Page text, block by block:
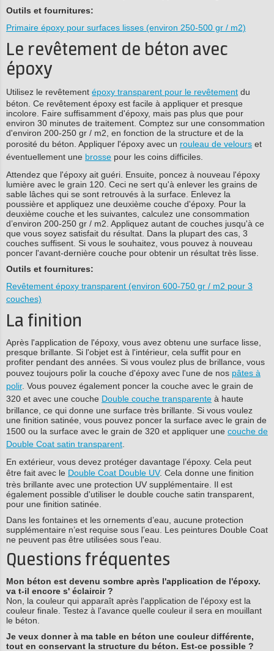
Outils et fournitures:
Primaire époxy pour surfaces lisses (environ 250-500 gr / m2)
Le revêtement de béton avec
époxy
Utilisez le revêtement époxy transparent pour le revêtement du
béton. Ce revêtement époxy est facile à appliquer et presque
incolore. Faire suffisamment d'époxy, mais pas plus que pour
environ 30 minutes de traitement. Comptez sur une consommation
d'environ 200-250 gr / m2, en fonction de la structure et de la
porosité du béton. Appliquer l'époxy avec un rouleau de velours et
éventuellement une brosse pour les coins difficiles.
Attendez que l'époxy ait guéri. Ensuite, poncez à nouveau l'époxy
lumière avec le grain 120. Ceci ne sert qu'à enlever les grains de
sable lâches qui se sont retrouvés à la surface. Enlevez la
poussière et appliquez une deuxième couche d'époxy. Pour la
deuxième couche et les suivantes, calculez une consommation
d’environ 200-250 gr / m2. Appliquez autant de couches jusqu'à ce
que vous soyez satisfait du résultat. Dans la plupart des cas, 3
couches suffisent. Si vous le souhaitez, vous pouvez à nouveau
poncer l'avant-dernière couche pour obtenir un résultat très lisse.
Outils et fournitures:
Revêtement époxy transparent (environ 600-750 gr / m2 pour 3
couches)
La finition
Après l'application de l'époxy, vous avez obtenu une surface lisse,
presque brillante. Si l'objet est à l'intérieur, cela suffit pour en
profiter pendant des années. Si vous voulez plus de brillance, vous
pouvez toujours polir la couche d'époxy avec l'une de nos pâtes à
polir. Vous pouvez également poncer la couche avec le grain de
320 et avec une couche Double couche transparente à haute
brillance, ce qui donne une surface très brillante. Si vous voulez
une finition satinée, vous pouvez poncer la surface avec le grain de
1500 ou la surface avec le grain de 320 et appliquer une couche de
Double Coat satin transparent
En extérieur, vous devez protéger davantage l’époxy. Cela peut
être fait avec le Double Coat Double UV. Cela donne une finition
très brillante avec une protection UV supplémentaire. Il est
également possible d'utiliser le double couche satin transparent,
pour une finition satinée.
Dans les fontaines et les ornements d’eau, aucune protection
supplémentaire n’est requise sous l’eau. Les peintures Double Coat
ne peuvent pas être utilisées sous l'eau.
Questions fréquentes
Mon béton est devenu sombre après l'application de l'époxy.
va t-il encore s' éclaircir ?
Non, la couleur qui apparaît après l'application de l'époxy est la
couleur finale. Testez à l'avance quelle couleur il sera en mouillant
le béton.
Je veux donner à ma table en béton une couleur différente,
tout en conservant la structure du béton. Est-ce possible ?